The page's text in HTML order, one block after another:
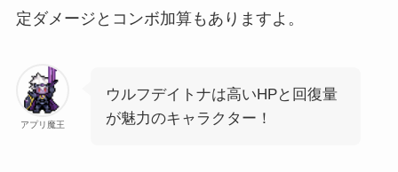
定ダメージとコンボ加算もありますよ。
アプリ魔王
ウルフデイトナは高いHPと回復量
が魅力のキャラクター！